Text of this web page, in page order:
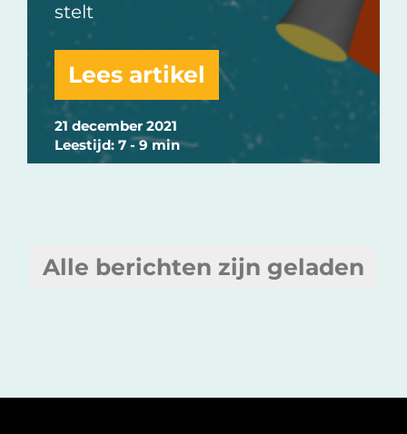
21 december 2021
Leestijd: 7 - 9 min
stelt
Lees artikel
Alle berichten zijn geladen